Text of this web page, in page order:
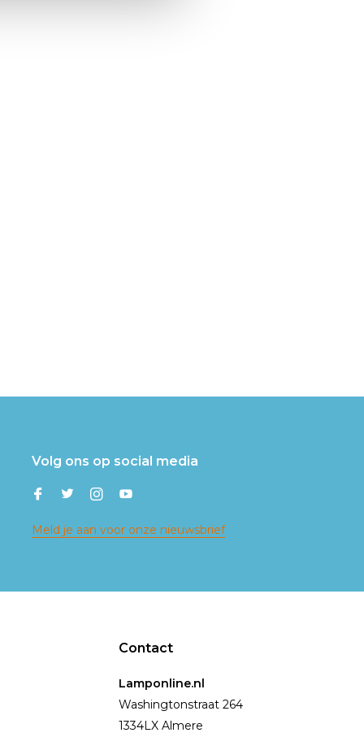
Volg ons op social media
Meld je aan voor onze nieuwsbrief
Contact
Lamponline.nl
Washingtonstraat 264
1334LX Almere